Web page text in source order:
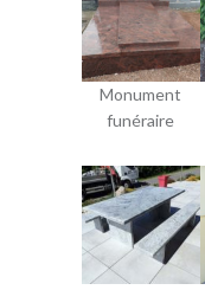
Monument
funéraire